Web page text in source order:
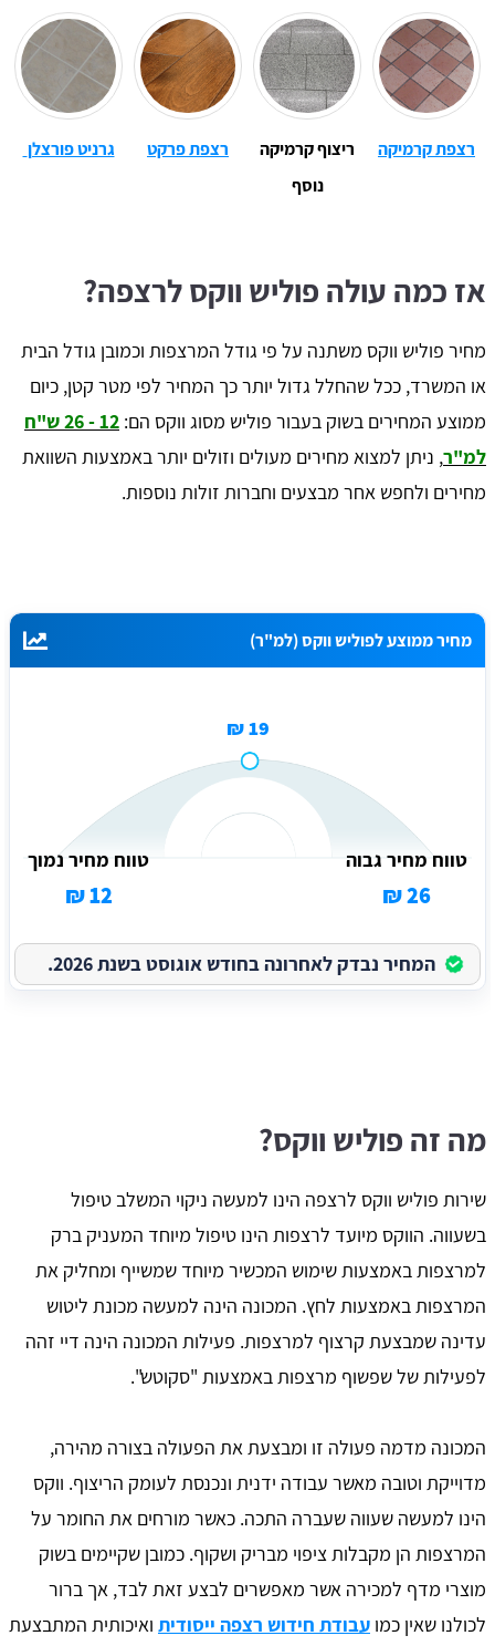
רצפת קרמיקה
ריצוף קרמיקה
נוסף
רצפת פרקט גרניט פורצלן
אז כמה עולה פוליש ווקס לרצפה?
מחיר פוליש ווקס משתנה על פי גודל המרצפות וכמובן גודל הבית
או המשרד, ככל שהחלל גדול יותר כך המחיר לפי מטר קטן, כיום
ממוצע המחירים בשוק בעבור פוליש מסוג ווקס הם:
12 - 26 ש"ח
למ"ר, ניתן למצוא מחירים מעולים וזולים יותר באמצעות השוואת
מחירים ולחפש אחר מבצעים וחברות זולות נוספות.
מחיר ממוצע לפוליש ווקס (למ"ר)
19 ₪
טווח מחיר גבוה
26 ₪
טווח מחיר נמוך
12 ₪
המחיר נבדק לאחרונה בחודש אוגוסט בשנת 2026.
מה זה פוליש ווקס?
שירות פוליש ווקס לרצפה הינו למעשה ניקוי המשלב טיפול
בשעווה. הווקס מיועד לרצפות הינו טיפול מיוחד המעניק ברק
למרצפות באמצעות שימוש המכשיר מיוחד שמשייף ומחליק את
המרצפות באמצעות לחץ. המכונה הינה למעשה מכונת ליטוש
עדינה שמבצעת קרצוף למרצפות. פעילות המכונה הינה דיי זהה
לפעילות של שפשוף מרצפות באמצעות "סקוטש".
המכונה מדמה פעולה זו ומבצעת את הפעולה בצורה מהירה,
מדוייקת וטובה מאשר עבודה ידנית ונכנסת לעומק הריצוף. ווקס
הינו למעשה שעווה שעברה התכה. כאשר מורחים את החומר על
המרצפות הן מקבלות ציפוי מבריק ושקוף. כמובן שקיימים בשוק
מוצרי מדף למכירה אשר מאפשרים לבצע זאת לבד, אך ברור
לכולנו שאין כמו עבודת חידוש רצפה ייסודית ואיכותית המתבצעת